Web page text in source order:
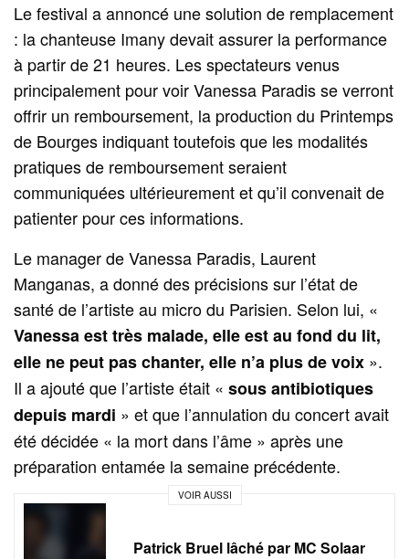
Le festival a annoncé une solution de remplacement
: la chanteuse Imany devait assurer la performance
à partir de 21 heures. Les spectateurs venus
principalement pour voir Vanessa Paradis se verront
offrir un remboursement, la production du Printemps
de Bourges indiquant toutefois que les modalités
pratiques de remboursement seraient
communiquées ultérieurement et qu’il convenait de
patienter pour ces informations.
Le manager de Vanessa Paradis, Laurent
Manganas, a donné des précisions sur l’état de
santé de l’artiste au micro du Parisien. Selon lui, «
Vanessa est très malade, elle est au fond du lit,
elle ne peut pas chanter, elle n’a plus de voix ».
Il a ajouté que l’artiste était «sous antibiotiques
depuis mardi » et que l’annulation du concert avait
été décidée « la mort dans l’âme » après une
préparation entamée la semaine précédente.
VOIR AUSSI
Patrick Bruel lâché par MC Solaar